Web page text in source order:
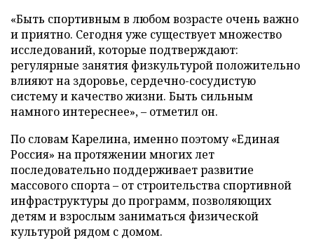
«Быть спортивным в любом возрасте очень важно
и приятно. Сегодня уже существует множество
исследований, которые подтверждают:
регулярные занятия физкультурой положительно
влияют на здоровье, сердечно-сосудистую
систему и качество жизни. Быть сильным
намного интереснее», – отметил он.
По словам Карелина, именно поэтому «Единая
Россия» на протяжении многих лет
последовательно поддерживает развитие
массового спорта – от строительства спортивной
инфраструктуры до программ, позволяющих
детям и взрослым заниматься физической
культурой рядом с домом.